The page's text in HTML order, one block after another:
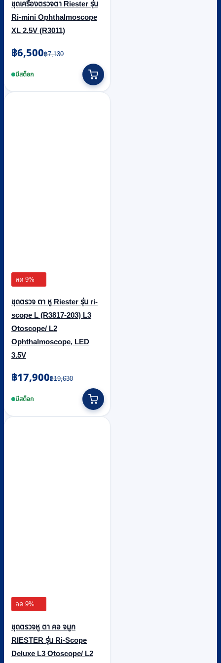
ชุดเครื่องตรวจตา Riester รุ่น
Ri-mini Ophthalmoscope
XL 2.5V (R3011)
฿7,130
Original
price
was:
฿6,500
Current
price
is:มีสต็อก
ลด 9%
ชุดตรวจ ตา หู Riester รุ่น ri-
scope L (R3817-203) L3
Otoscope/ L2
Ophthalmoscope, LED
3.5V
฿19,630
Original
price
was:
฿17,900
Current
price
is:มีสต็อก
ลด 9%
ชุดตรวจหู ตา คอ จมูก
RIESTER รุ่น Ri-Scope
Deluxe L3 Otoscope/ L2